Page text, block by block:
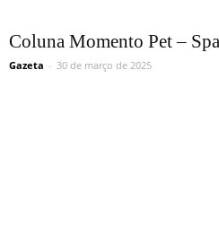
Coluna Momento Pet –
Gazeta - 30 de março de 2025